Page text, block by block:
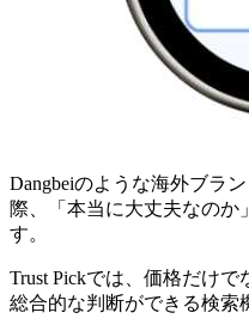
Dangbeiのような海外ブラ
際、「本当に大丈夫なのか
す。
Trust Pickでは、価格だけ
総合的な判断ができる検索